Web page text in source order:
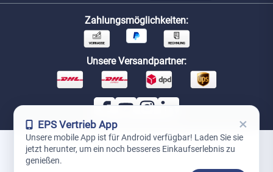
Zahlungsmöglichkeiten:
Unsere Versandpartner:
*Preise exkl. MwSt. zzgl. Versandkosten
EPS Vertrieb App ×
Unsere mobile App ist für Android verfügbar! Laden Sie sie
jetzt herunter, um ein noch besseres Einkaufserlebnis zu
genießen.